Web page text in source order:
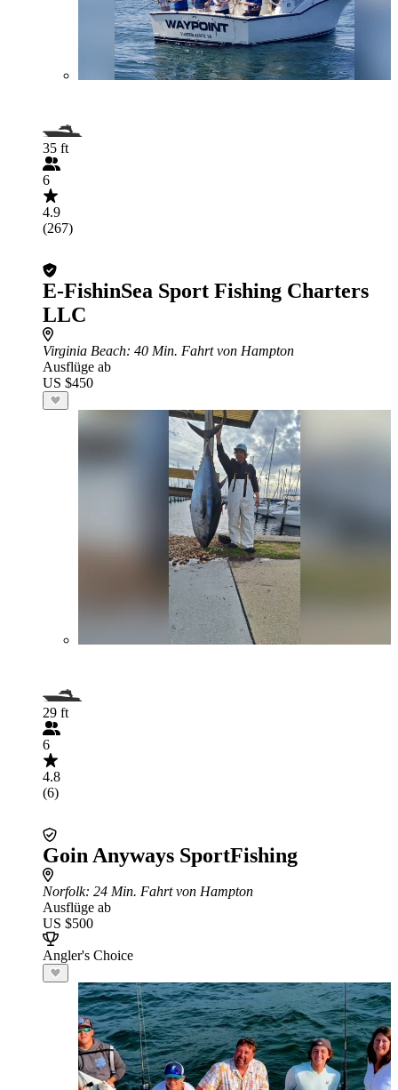
35 ft
6
4.9
(267)
E-FishinSea Sport Fishing Charters
LLC
Virginia Beach: 40 Min. Fahrt von Hampton
Ausflüge ab
US $450
29 ft
6
4.8
(6)
Goin Anyways SportFishing
Norfolk: 24 Min. Fahrt von Hampton
Ausflüge ab
US $500
Angler's Choice